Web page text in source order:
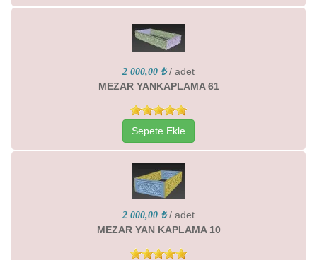
2 000,00 ₺ / adet
MEZAR YANKAPLAMA 61
Sepete Ekle
2 000,00 ₺ / adet
MEZAR YAN KAPLAMA 10